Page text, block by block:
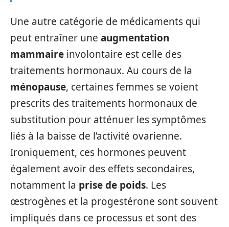
Une autre catégorie de médicaments qui
peut entraîner une augmentation
mammaire involontaire est celle des
traitements hormonaux. Au cours de la
ménopause, certaines femmes se voient
prescrits des traitements hormonaux de
substitution pour atténuer les symptômes
liés à la baisse de l’activité ovarienne.
Ironiquement, ces hormones peuvent
également avoir des effets secondaires,
notamment la prise de poids. Les
œstrogènes et la progestérone sont souvent
impliqués dans ce processus et sont des